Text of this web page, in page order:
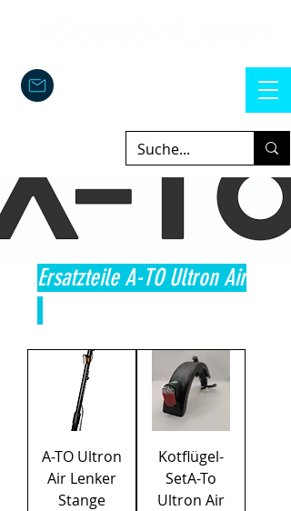
Ersatzteile A-TO Ultron Air
A-TO Ultron
Air Lenker
Stange
Kotflügel-
SetA-To
Ultron Air